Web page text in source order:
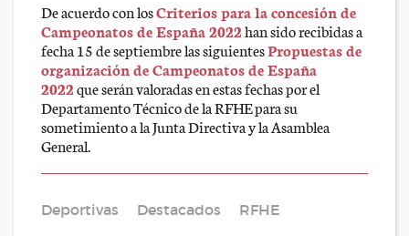
De acuerdo con losCriterios para la concesión de
Campeonatos de España 2022han sido recibidas a
fecha 15 de septiembre las siguientesPropuestas de
organización de Campeonatos de España
2022que serán valoradas en estas fechas por el
Departamento Técnico de la RFHE para su
sometimiento a la Junta Directiva y la Asamblea
General.
Deportivas Destacados RFHE